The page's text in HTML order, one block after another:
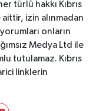
türlü hakkı Kıbrıs
aittir, izin alınmadan
onların
Medya Ltd ile
tutulamaz. Kıbrıs
linklerin